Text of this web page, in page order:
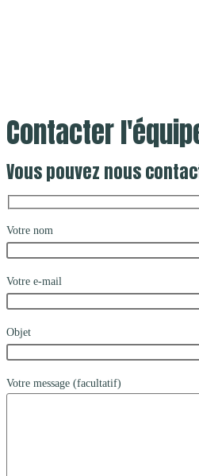
Contacter
Vous pouvez nous
Votre nom
Votre e-mail
Objet
Votre message (facultatif)